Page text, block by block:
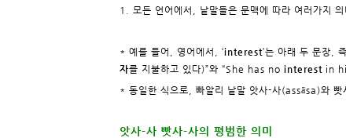
1. 모든 언어에서, 낱말들은 문맥에 따라 여러가지 의
* 예를 들어, 영어에서, ‘interest’는 아래 두 문장
자를 지불하고 있다)”와 “She has no interest in
* 동일한 식으로, 빠알리 낱말 앗사-사(assāsa)와
앗사-사 빳사-사의 평범한 의미